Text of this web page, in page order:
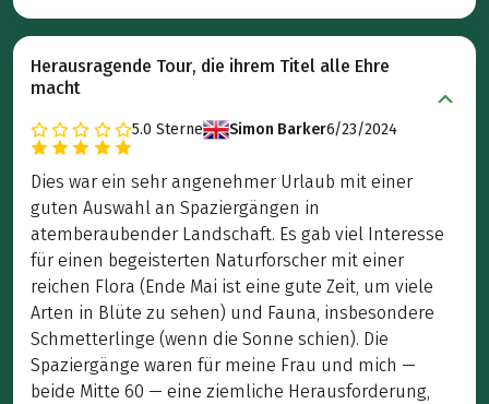
Herausragende Tour, die ihrem Titel alle Ehre
macht
5.0 Sterne Simon Barker6/23/2024
Dies war ein sehr angenehmer Urlaub mit einer
guten Auswahl an Spaziergängen in
atemberaubender Landschaft. Es gab viel Interesse
für einen begeisterten Naturforscher mit einer
reichen Flora (Ende Mai ist eine gute Zeit, um viele
Arten in Blüte zu sehen) und Fauna, insbesondere
Schmetterlinge (wenn die Sonne schien). Die
Spaziergänge waren für meine Frau und mich —
beide Mitte 60 — eine ziemliche Herausforderung,